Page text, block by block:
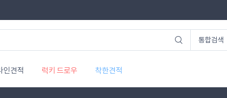
인견적 럭키 드로우 착한견적